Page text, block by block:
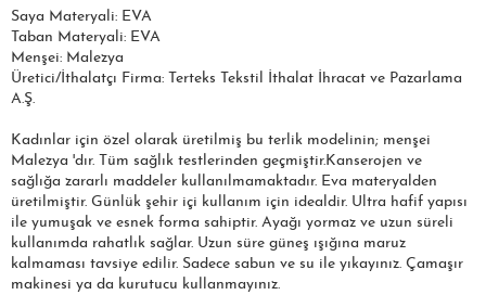
Saya Materyali: EVA
Taban Materyali: EVA
Menşei: Malezya
Üretici/İthalatçı Firma: Terteks Tekstil İthalat İhracat ve Pazarlama
A.Ş.​​​
Kadınlar için özel olarak üretilmiş bu terlik modelinin; menşei
Malezya 'dır. Tüm sağlık testlerinden geçmiştir.Kanserojen ve
sağlığa zararlı maddeler kullanılmamaktadır. Eva materyalden
üretilmiştir. Günlük şehir içi kullanım için idealdir. Ultra hafif yapısı
ile yumuşak ve esnek forma sahiptir. Ayağı yormaz ve uzun süreli
kullanımda rahatlık sağlar. Uzun süre güneş ışığına maruz
kalmaması tavsiye edilir. Sadece sabun ve su ile yıkayınız. Çamaşır
makinesi ya da kurutucu kullanmayınız.